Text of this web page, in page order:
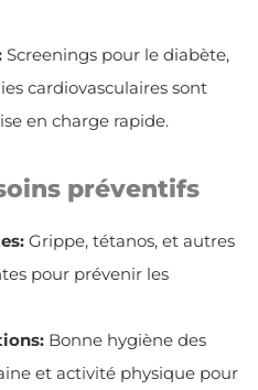
Screenings pour le diabète,
cardiovasculaires sont
en charge rapide.
préventifs
Grippe, tétanos, et autres
pour prévenir les
Bonne hygiène des
et activité physique pour